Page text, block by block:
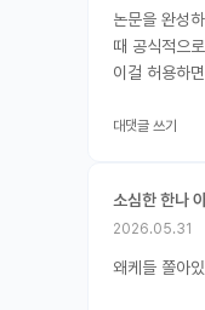
논문을 완성
때 공식적으
이걸 허용하
대댓글 쓰기
소심한 한나
2026.05.31
왜케들 쫄아